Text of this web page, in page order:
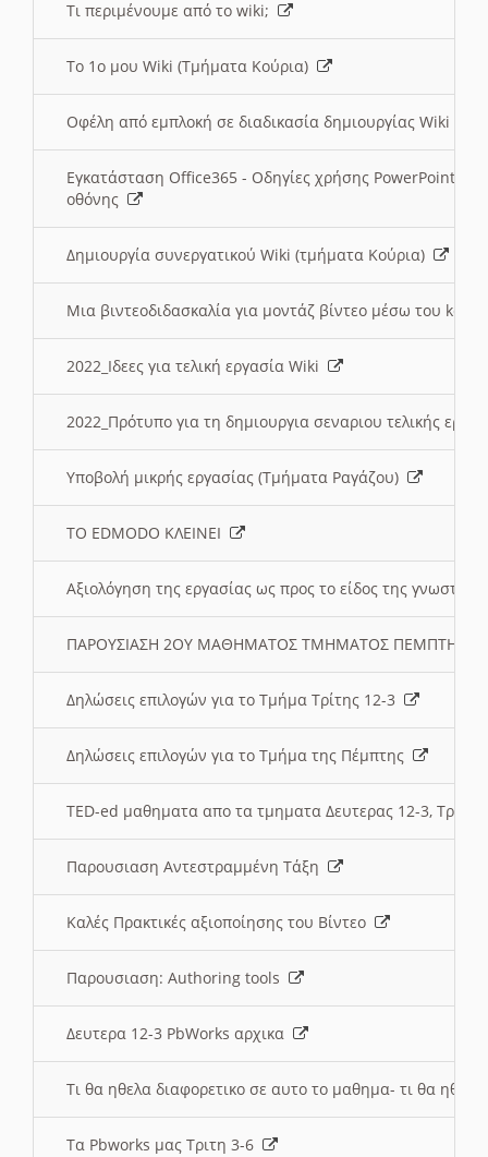
Τι περιμένουμε από το wiki;
Το 1ο μου Wiki (Τμήματα Κούρια)
Οφέλη από εμπλοκή σε διαδικασία δημιουργίας Wiki
Εγκατάσταση Office365 - Οδηγίες χρήσης PowerPoint
οθόνης
Δημιουργία συνεργατικού Wiki (τμήματα Κούρια)
Μια βιντεοδιδασκαλία για μοντάζ βίντεο μέσω του
2022_Ιδεες για τελική εργασία Wiki
2022_Πρότυπο για τη δημιουργια σεναριου τελικής
Υποβολή μικρής εργασίας (Τμήματα Ραγάζου)
ΤΟ EDMODO ΚΛΕΙΝΕΙ
Αξιολόγηση της εργασίας ως προς το είδος της
ΠΑΡΟΥΣΙΑΣΗ 2ΟΥ ΜΑΘΗΜΑΤΟΣ ΤΜΗΜΑΤΟΣ
Δηλώσεις επιλογών για το Τμήμα Τρίτης 12-3
Δηλώσεις επιλογών για το Τμήμα της Πέμπτης
TED-ed μαθηματα απο τα τμηματα Δευτερας 12-3,
Παρουσιαση Αντεστραμμένη Τάξη
Καλές Πρακτικές αξιοποίησης του Βίντεο
Παρουσιαση: Authoring tools
Δευτερα 12-3 PbWorks αρχικα
Τι θα ηθελα διαφορετικο σε αυτο το μαθημα- τι θα
Τα Pbworks μας Τριτη 3-6